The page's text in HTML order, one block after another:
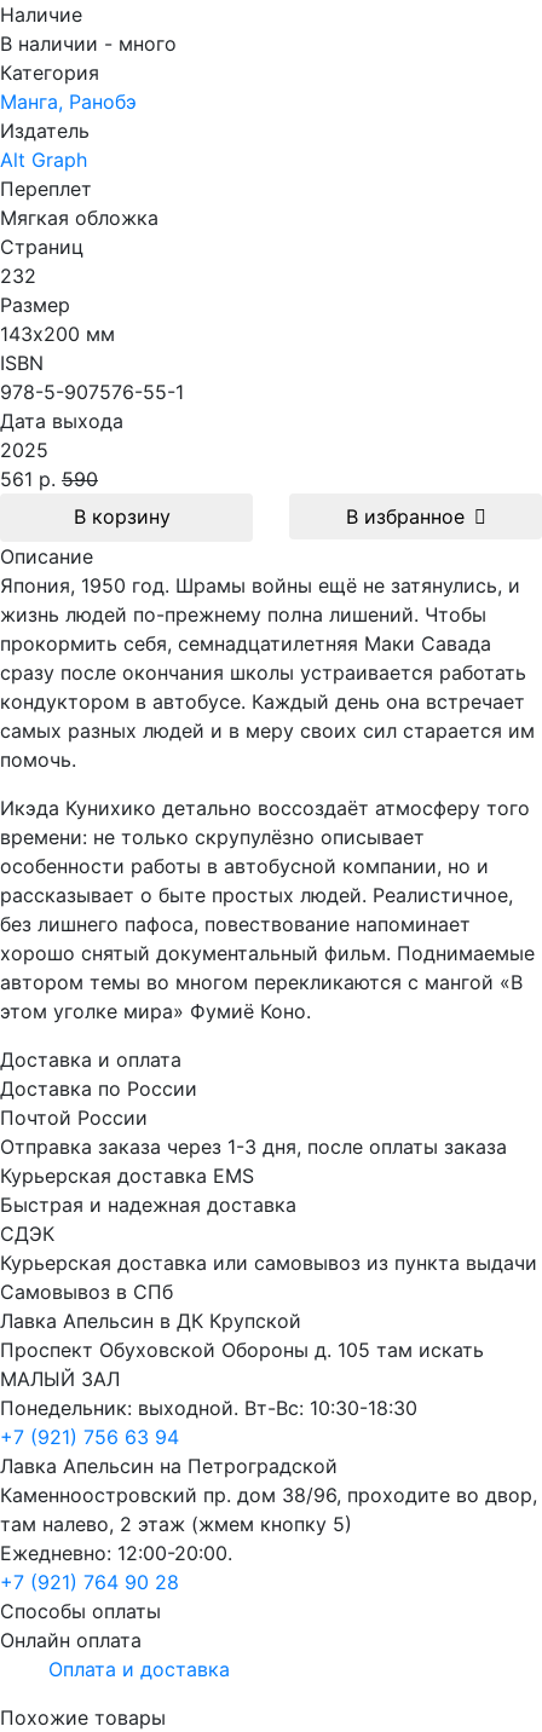
Наличие
В наличии - много
Категория
Манга, Ранобэ
Издатель
Alt Graph
Переплет
Мягкая обложка
Страниц
232
Размер
143х200 мм
ISBN
978-5-907576-55-1
Дата выхода
2025
561 р. 590
В корзину
В избранное
Описание
Япония, 1950 год. Шрамы войны ещё не затянулись, и
жизнь людей по-прежнему полна лишений. Чтобы
прокормить себя, семнадцатилетняя Маки Савада
сразу после окончания школы устраивается работать
кондуктором в автобусе. Каждый день она встречает
самых разных людей и в меру своих сил старается им
помочь.
Икэда Кунихико детально воссоздаёт атмосферу того
времени: не только скрупулёзно описывает
особенности работы в автобусной компании, но и
рассказывает о быте простых людей. Реалистичное,
без лишнего пафоса, повествование напоминает
хорошо снятый документальный фильм. Поднимаемые
автором темы во многом перекликаются с мангой «В
этом уголке мира» Фумиё Коно.
Доставка и оплата
Доставка по России
Почтой России
Отправка заказа через 1-3 дня, после оплаты заказа
Курьерская доставка EMS
Быстрая и надежная доставка
СДЭК
Курьерская доставка или самовывоз из пункта выдачи
Самовывоз в СПб
Лавка Апельсин в ДК Крупской
Проспект Обуховской Обороны д. 105 там искать
МАЛЫЙ ЗАЛ
Понедельник: выходной. Вт-Вс: 10:30-18:30
+7 (921) 756 63 94
Лавка Апельсин на Петроградской
Каменноостровский пр. дом 38/96, проходите во двор,
там налево, 2 этаж (жмем кнопку 5)
Ежедневно: 12:00-20:00.
+7 (921) 764 90 28
Способы оплаты
Онлайн оплата
Оплата и доставка
Похожие товары